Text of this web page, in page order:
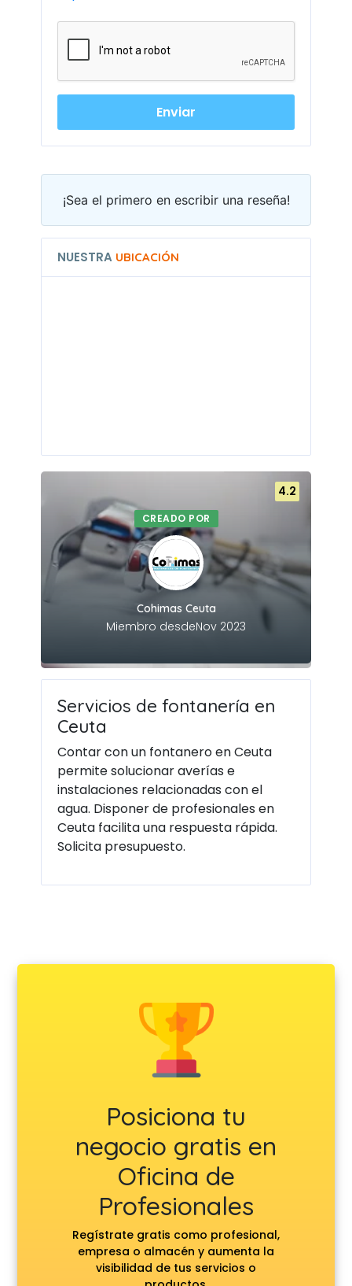
¡Sea el primero en escribir una reseña!
NUESTRA UBICACIÓN
4.2
CREADO POR
Cohimas Ceuta
Miembro desdeNov 2023
Servicios de fontanería en
Ceuta
Contar con un fontanero en Ceuta
permite solucionar averías e
instalaciones relacionadas con el
agua. Disponer de profesionales en
Ceuta facilita una respuesta rápida.
Solicita presupuesto.
Posiciona tu
negocio gratis en
Oficina de
Profesionales
Regístrate gratis como profesional,
empresa o almacén y aumenta la
visibilidad de tus servicios o